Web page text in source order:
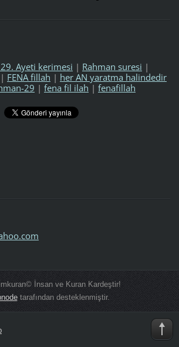
Ayeti kerimesi | Rahman suresi |
| FENA fillah | her AN yaratma halindedir
29 | fena fil ilah | fenafillah
hoo.com
İnsan ve Kuran Kardeştir!
tarafından desteklenmiştir.